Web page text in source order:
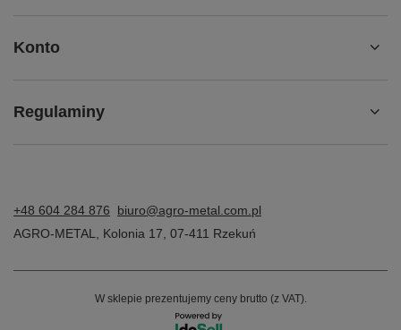
Konto
Regulaminy
+48 604 284 876
biuro@agro-metal.com.pl
AGRO-METAL
Kolonia 17 07-411 Rzekuń
W sklepie prezentujemy ceny brutto (z VAT).